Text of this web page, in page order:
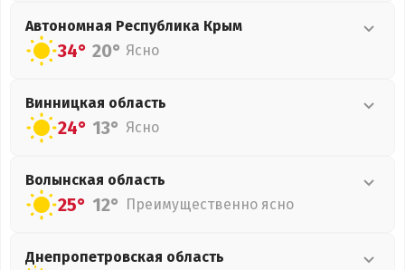
Автономная Республика Крым
34° 20° Ясно
Винницкая область
24° 13° Ясно
Волынская область
25° 12° Преимущественно ясно
Днепропетровская область